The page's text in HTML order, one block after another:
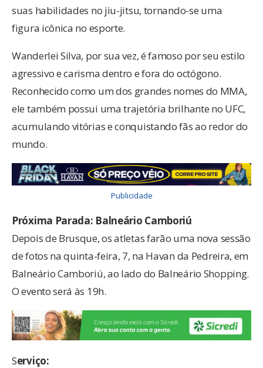
suas habilidades no jiu-jitsu, tornando-se uma
figura icônica no esporte.
Wanderlei Silva, por sua vez, é famoso por seu estilo
agressivo e carisma dentro e fora do octógono.
Reconhecido como um dos grandes nomes do MMA,
ele também possui uma trajetória brilhante no UFC,
acumulando vitórias e conquistando fãs ao redor do
mundo.
Publicidade
Próxima Parada: Balneário Camboriú
Depois de Brusque, os atletas farão uma nova sessão
de fotos na quinta-feira, 7, na Havan da Pedreira, em
Balneário Camboriú, ao lado do Balneário Shopping.
O evento será às 19h.
Serviço: